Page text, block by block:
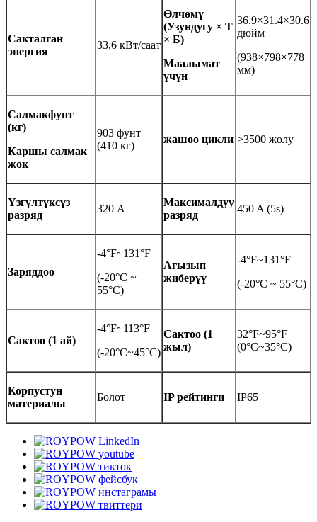
Сакталган
энергия
33,6 кВт/саат
Өлчөмү
(Узундугу × Т
× Б)
Маалымат
үчүн
36.9×31.4×30.6
дюйм
(938×798×778
мм)
Салмакфунт
(кг)
Каршы салмак
жок
903 фунт
(410 кг)
жашоо цикли >3500 жолу
Үзгүлтүксүз
разряд
320 А
Максималдуу
разряд
450 A (5s)
Заряддоо
-4°F~131°F
(-20°C ~
55°C)
Агызып
жиберүү
-4°F~131°F
(-20°C ~ 55°C)
Сактоо (1 ай)
-4°F~113°F
(-20°C~45°C)
Сактоо (1
жыл)
32°F~95°F
(0°C~35°C)
Корпустун
материалы
Болот IP рейтинги IP65